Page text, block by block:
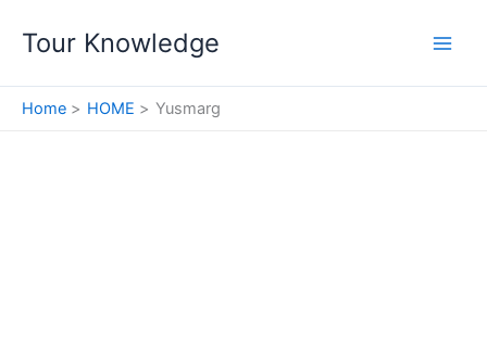
Tour Knowledge
Home HOME Yusmarg